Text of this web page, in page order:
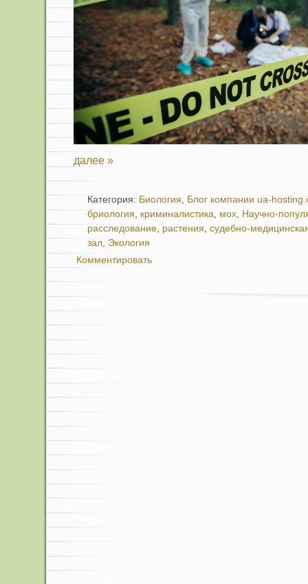
далее »
Категория: Биология, Блог компании ua-
бриология, криминалистика, мох, Научно-
расследование, растения, судебно-
зал, Экология
Комментировать